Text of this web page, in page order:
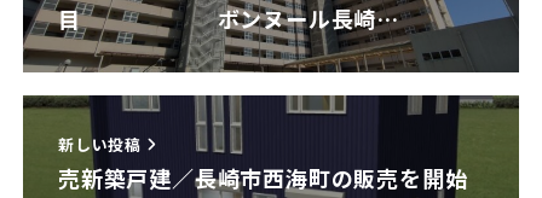
目 ボンヌール長崎…
新しい投稿
売新築戸建／長崎市西海町の販売を開始